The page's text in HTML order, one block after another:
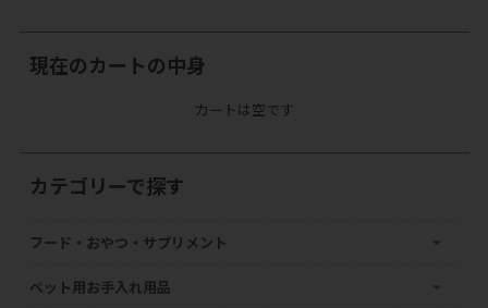
現在のカートの中身
カートは空です
カテゴリーで探す
フード・おやつ・サプリメント
ペット用お手入れ用品